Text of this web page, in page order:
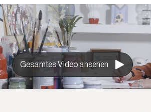
Gesamtes Video ansehen